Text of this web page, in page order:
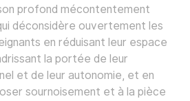
profond mécontentement
déconsidère ouvertement les
en réduisant leur espace
la portée de leur
et de leur autonomie, et en
sournoisement et à la pièce